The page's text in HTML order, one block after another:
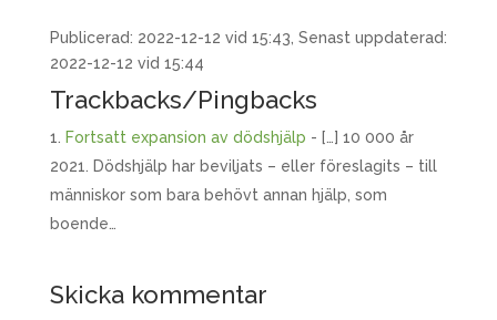
Publicerad: 2022-12-12 vid 15:43, Senast uppdaterad:
2022-12-12 vid 15:44
Trackbacks/Pingbacks
Fortsatt expansion av dödshjälp - […] 10 000 år
2021. Dödshjälp har beviljats – eller föreslagits – till
människor som bara behövt annan hjälp, som
boende…
Skicka kommentar